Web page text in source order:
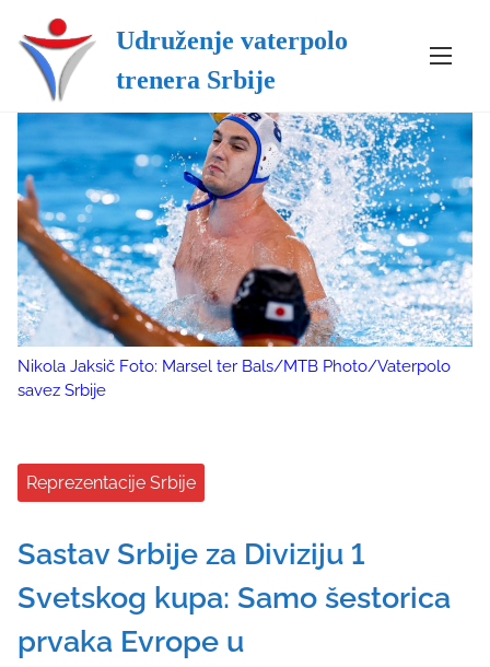
Udruženje vaterpolo
trenera Srbije
Nikola Jaksič Foto: Marsel ter Bals/MTB Photo/Vaterpolo
savez Srbije
Reprezentacije Srbije
Sastav Srbije za Diviziju 1
Svetskog kupa: Samo šestorica
prvaka Evrope u